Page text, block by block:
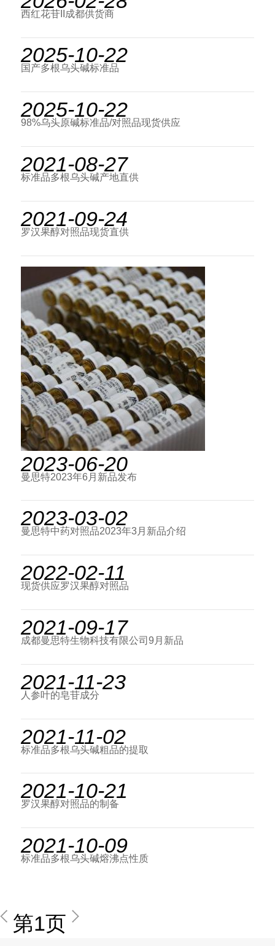
西红花苷II成都供货商
2025-10-22
国产多根乌头碱标准品
2025-10-22
98%乌头原碱标准品/对照品现货供应
2021-08-27
标准品多根乌头碱产地直供
2021-09-24
罗汉果醇对照品现货直供
2023-06-20
曼思特2023年6月新品发布
2023-03-02
曼思特中药对照品2023年3月新品介绍
2022-02-11
现货供应罗汉果醇对照品
2021-09-17
成都曼思特生物科技有限公司9月新品
2021-11-23
人参叶的皂苷成分
2021-11-02
标准品多根乌头碱粗品的提取
2021-10-21
罗汉果醇对照品的制备
2021-10-09
标准品多根乌头碱熔沸点性质
第1页